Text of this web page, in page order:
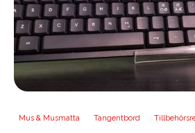
Mus & Musmatta Tangentbord